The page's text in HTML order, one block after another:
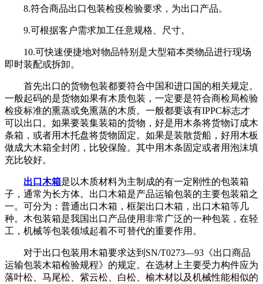
8.符合商品出口包装检疫检验要求，为出口产品。
9.可根据客户需求加工任意规格、尺寸。
10.可快速便捷地对物品特别是大型箱本类物品进行现场
即时装配或拆卸。
首先出口的货物包装都要符合中国和进口国的相关规定。
一般起码的是货物如果有木质包装，一定要是符合商检局检验
检疫标准的熏蒸或免熏蒸的木质。一般都要该有IPPC标志才
可以出口。如果要装集装箱的货物，好是用木条将货物订成木
条箱，或者用木托盘将货物固定。如果是装散货船，好用木板
做成大木箱全封闭，比较保险。其中用木条固定或者用泡沫填
充比较好。
出口木箱是以木质材料为主制成的有一定刚性的包装箱
子，通常为长方体。出口木箱是产品运输包装的主要包装箱之
一。可分为：普通出口木箱，框架出口木箱，出口木箱等几
种。木包装箱是我国出口产品使用非常广泛的一种包装，在轻
工，机械等包装领域起着不可替代的重要作用。
对于出口包装用木箱要求达到SN/T0273—93《出口商品
运输包装木箱检验规程》的规定。在选材上主要受力构件应为
落叶松、马尾松、紫云松、白松、榆木材以及机械性能相似的